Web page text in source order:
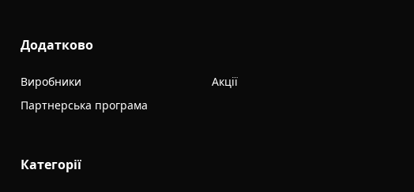
Додатково
Виробники
Партнерська програма
Акції
Категорії